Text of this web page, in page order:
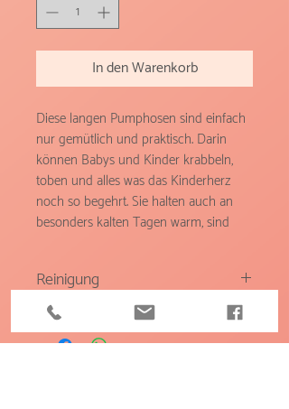
In den Warenkorb
Diese langen Pumphosen sind einfach
nur gemütlich und praktisch. Darin
können Babys und Kinder krabbeln,
toben und alles was das Kinderherz
noch so begehrt. Sie halten auch an
besonders kalten Tagen warm, sind
mit weichem Baumwolljersey gefüttert
(einfaches Muster oder einfärbig,
passend zur Außenfarbe). Außerdem
hat Wollwalk ein geringes
Reinigung
Schurwolle darf nur mit Handwäsche
(mit lauwarmem Wasser) oder